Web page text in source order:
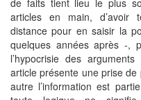
articles en main, d’avoir
distance pour en saisir la
quelques années après -,
l’hypocrisie des
article présente une prise
autre l’information est